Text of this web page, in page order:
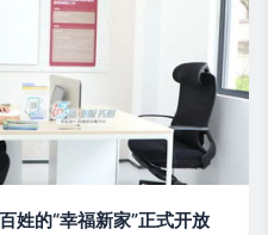
姓的“幸福新家”正式开放